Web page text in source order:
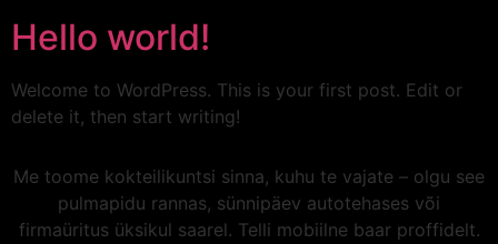
Hello world!
Welcome to WordPress. This is your first post. Edit or
delete it, then start writing!
Me toome kokteilikuntsi sinna, kuhu te vajate – olgu see
pulmapidu rannas, sünnipäev autotehases või
firmaüritus üksikul saarel. Telli mobiilne baar proffidelt.